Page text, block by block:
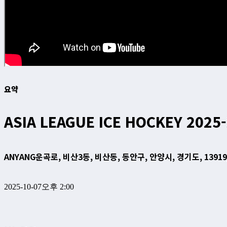
요약
ASIA LEAGUE ICE HOCKEY
ANYANG운곡로, 비산3동, 비산동, 동안구, 안양시, 경기도,
2025-10-07오후 2:00